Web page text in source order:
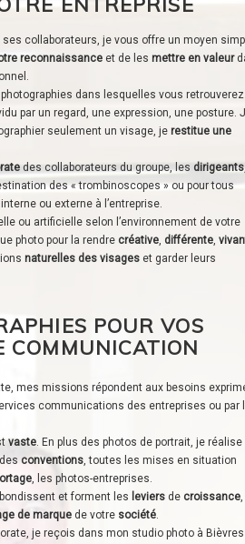
collaborateurs, je vous offre un moyen
reconnaissance et de les mettre en valeur
dans lesquelles vous
par un regard, une expression, une posture.
seulement un visage, je restitue une
des collaborateurs du groupe, les dirigeants
des « trombinoscopes » ou pour tous
ou externe à l’entreprise.
ou artificielle selon l’environnement de votre
photo pour la rendre créative, différente,
naturelles des visages et garder leurs
POUR VOS
COMMUNICATION
mes missions répondent aux besoins
communications des entreprises ou par
vaste. En plus des photos de portrait, je
conventions, toutes les mises en situation
, les photos-entreprises.
et forment les leviers de croissance,
de marque de votre société.
je reçois dans mon studio photo à